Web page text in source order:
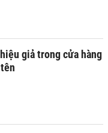
giả trong cửa hàng